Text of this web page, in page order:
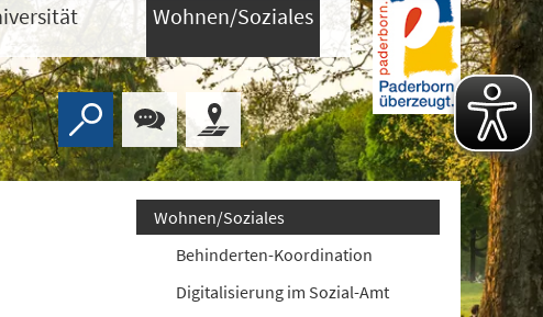
Wohnen/Soziales
Wohnen/Soziales
Behinderten-Koordination
Digitalisierung im Sozial-Amt